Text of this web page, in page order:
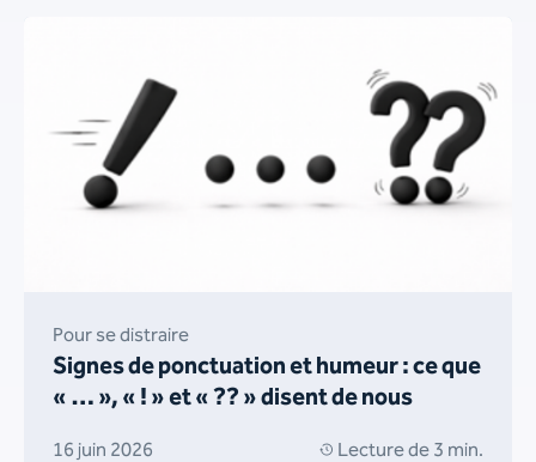
Signes de ponctuation et humeur : ce que
« … », « ! » et « ?? » disent de nous
Pour se distraire
16 juin 2026 Lecture de 3 min.